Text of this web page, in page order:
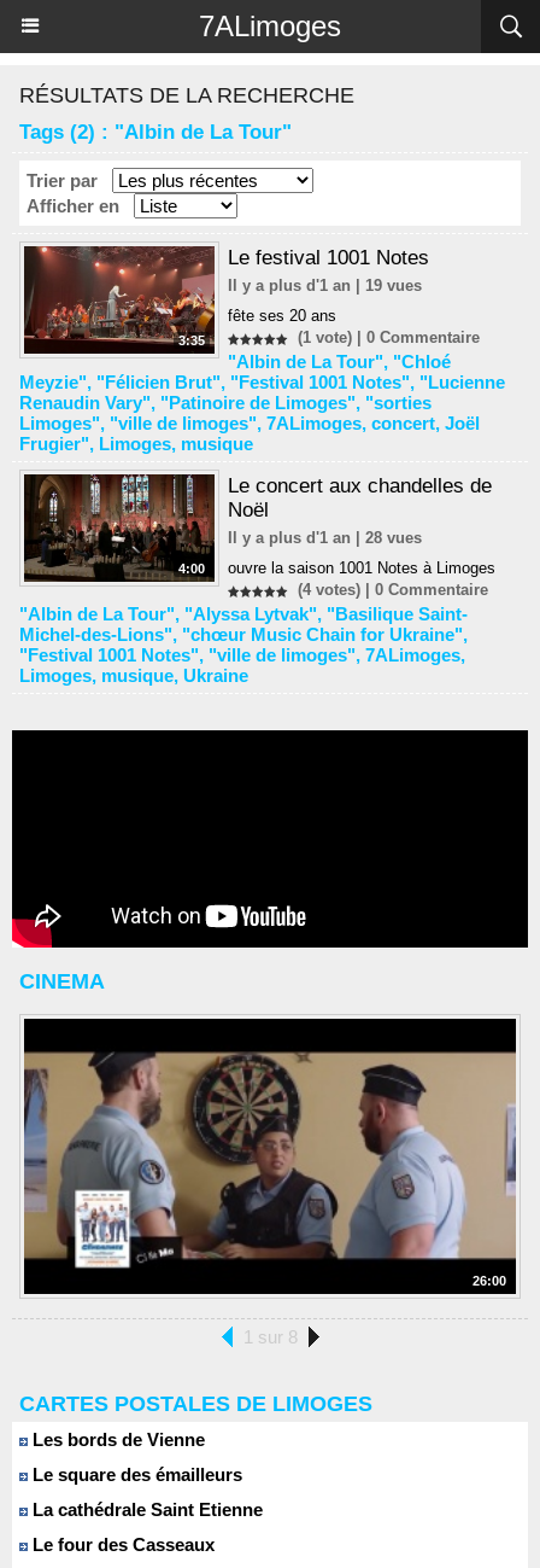
7ALimoges
RÉSULTATS DE LA RECHERCHE
Tags (2) : "Albin de La Tour"
Trier par
Afficher en
3:35
Le festival 1001 Notes
Il y a plus d'1 an | 19 vues
fête ses 20 ans
(1 vote) |0 Commentaire
"Albin de La Tour", "Chloé
Meyzie", "Félicien Brut", "Festival 1001 Notes", "Lucienne
Renaudin Vary", "Patinoire de Limoges", "sorties
Limoges", "ville de limoges", 7ALimoges, concert, Joël
Frugier", Limoges, musique
4:00
Le concert aux chandelles de
Noël
Il y a plus d'1 an | 28 vues
ouvre la saison 1001 Notes à Limoges
(4 votes) |0 Commentaire
"Albin de La Tour", "Alyssa Lytvak", "Basilique Saint-
Michel-des-Lions", "chœur Music Chain for Ukraine",
"Festival 1001 Notes", "ville de limoges", 7ALimoges,
Limoges, musique, Ukraine
CINEMA
26:00
1 sur 8
CARTES POSTALES DE LIMOGES
Les bords de Vienne
Le square des émailleurs
La cathédrale Saint Etienne
Le four des Casseaux